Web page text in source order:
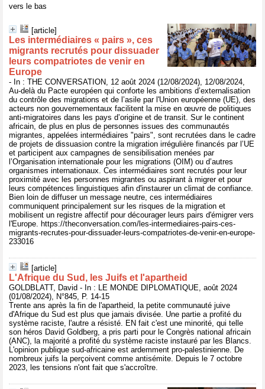
vers le bas
[article]
Les intermédiaires « pairs », ces
migrants recrutés pour dissuader
leurs compatriotes de venir en
Europe
- In : THE CONVERSATION, 12 août 2024 (12/08/2024), 12/08/2024,
Au-delà du Pacte européen qui conforte les ambitions d’externalisation
du contrôle des migrations et de l’asile par l'Union européenne (UE), des
acteurs non gouvernementaux facilitent la mise en œuvre de politiques
anti-migratoires dans les pays d’origine et de transit. Sur le continent
africain, de plus en plus de personnes issues des communautés
migrantes, appelées intermédiaires "pairs", sont recrutées dans le cadre
de projets de dissuasion contre la migration irrégulière financés par l’UE
et participent aux campagnes de sensibilisation menées par
l’Organisation internationale pour les migrations (OIM) ou d’autres
organismes internationaux. Ces intermédiaires sont recrutés pour leur
proximité avec les personnes migrantes ou aspirant à migrer et pour
leurs compétences linguistiques afin d'instaurer un climat de confiance.
Bien loin de diffuser un message neutre, ces intermédiaires
communiquent principalement sur les risques de la migration et
mobilisent un registre affectif pour décourager leurs pairs d'émigrer vers
l'Europe. https://theconversation.com/les-intermediaires-pairs-ces-
migrants-recrutes-pour-dissuader-leurs-compatriotes-de-venir-en-europe-
233016
[article]
L'Afrique du Sud, les Juifs et l'apartheid
GOLDBLATT, David - In : LE MONDE DIPLOMATIQUE, août 2024
(01/08/2024), N°845, P. 14-15
Trente ans après la fin de l'apartheid, la petite communauté juive
d'Afrique du Sud est plus que jamais divisée. Une partie a profité du
système raciste, l'autre a résisté. EN fait c'est une minorité, qui telle
son héros David Goldberg, a pris parti pour le Congrès national africain
(ANC), la majorité a profité du système raciste instauré par les Blancs.
L'opinion publique sud-africaine est ardemment pro-palestinienne. De
nombreux juifs la perçoivent comme antisémite. Depuis le 7 octobre
2023, les tensions n'ont fait que s'accroître.